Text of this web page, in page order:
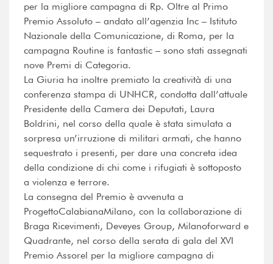
per la migliore campagna di Rp. Oltre al Primo
Premio Assoluto – andato all’agenzia Inc – Istituto
Nazionale della Comunicazione, di Roma, per la
campagna Routine is fantastic – sono stati assegnati
nove Premi di Categoria.
La Giuria ha inoltre premiato la creatività di una
conferenza stampa di UNHCR, condotta dall’attuale
Presidente della Camera dei Deputati, Laura
Boldrini, nel corso della quale è stata simulata a
sorpresa un’irruzione di militari armati, che hanno
sequestrato i presenti, per dare una concreta idea
della condizione di chi come i rifugiati è sottoposto
a violenza e terrore.
La consegna del Premio è avvenuta a
ProgettoCalabianaMilano, con la collaborazione di
Braga Ricevimenti, Deveyes Group, Milanoforward e
Quadrante, nel corso della serata di gala del XVI
Premio Assorel per la migliore campagna di